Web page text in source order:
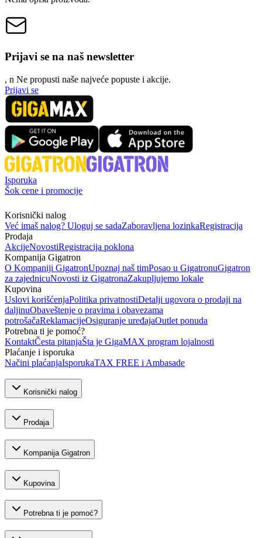
Prijavi se na naš newsletter
, n Ne propusti naše najveće popuste i akcije.
Prijavi se
Isporuka
Šok cene i promocije
Korisnički nalog
Već imaš nalog? Uloguj se sadaZaboravljena lozinkaRegistracija
Prodaja
AkcijeNovostiRegistracija poklona
Kompanija Gigatron
O Kompaniji GigatronUpoznaj naš timPosao u GigatronuGigatron
za zajednicuNovosti iz GigatronaZakupljujemo lokale
Kupovina
Uslovi korišćenjaPolitika privatnostiDetalji ugovora o prodaji na
daljinuObaveštenje o pravima i obavezama
potrošačaReklamacijeOsiguranje uređajaOutlet ponuda
Potrebna ti je pomoć?
KontaktČesta pitanjaŠta je GigaMAX program lojalnosti
Plaćanje i isporuka
Načini plaćanjaIsporukaTAX FREE i Ambasade
Korisnički nalog
Prodaja
Kompanija Gigatron
Kupovina
Potrebna ti je pomoć?